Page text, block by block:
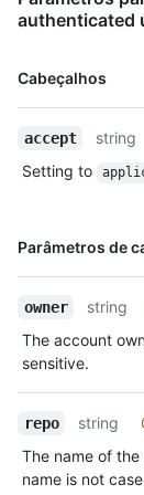
authenticated
Cabeçalhos
Nome,
accept
string
Setting to
Parâmetros de
Nome,
owner string
The account
sensitive.
repo string
The name of
name is not